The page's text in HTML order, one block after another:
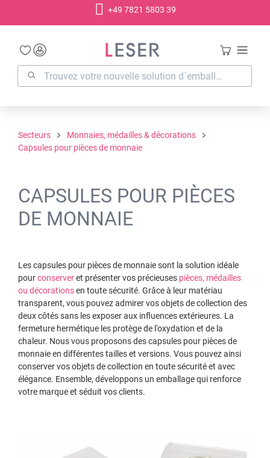
+49 7821 5803 39
Secteurs
Monnaies, médailles & décorations
Capsules pour pièces de monnaie
CAPSULES POUR PIÈCES
DE MONNAIE
Les capsules pour pièces de monnaie sont la solution idéale
pourconserveret présenter vos précieuses pièces, médailles
ou décorationsen toute sécurité. Grâce à leur matériau
transparent, vous pouvez admirer vos objets de collection des
deux côtés sans les exposer aux influences extérieures. La
fermeture hermétique les protège de l'oxydation et de la
chaleur. Nous vous proposons des capsules pour pièces de
monnaie en différentes tailles et versions. Vous pouvez ainsi
conserver vos objets de collection en toute sécurité et avec
élégance. Ensemble, développons un emballage qui renforce
votre marque et séduit vos clients.